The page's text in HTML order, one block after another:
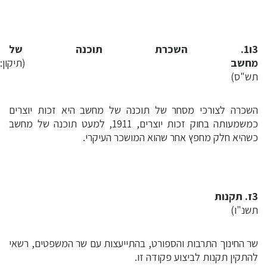
3ו1. השכרת תוכנה של
מחשב (תיקון:
תש"ס)
השכרה לצורכי מסחר של תוכנה של מחשב היא זכות יוצרים
כמשמעותה בחוק זכות יוצרים, 1911, למעט תוכנה של מחשב
כשהיא חלק מחפץ אחר שהוא המושכר העיקרי.
3ז. תקנות
תשנ"ו)
שר החינוך התרבות והספורט, בהתייעצות עם שר המשפטים, רשאי
להתקין תקנות לביצוע פקודה זו.